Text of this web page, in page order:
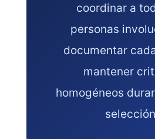
coordinar a
personas
documentar
mantener
homogéneos